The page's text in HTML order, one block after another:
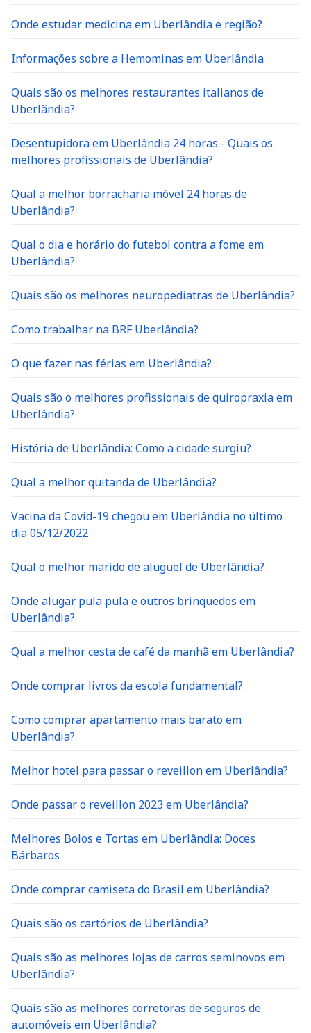
Onde estudar medicina em Uberlândia e região?
Informações sobre a Hemominas em Uberlândia
Quais são os melhores restaurantes italianos de
Uberlãndia?
Desentupidora em Uberlândia 24 horas - Quais os
melhores profissionais de Uberlândia?
Qual a melhor borracharia móvel 24 horas de
Uberlândia?
Qual o dia e horário do futebol contra a fome em
Uberlândia?
Quais são os melhores neuropediatras de Uberlândia?
Como trabalhar na BRF Uberlândia?
O que fazer nas férias em Uberlândia?
Quais são o melhores profissionais de quiropraxia em
Uberlândia?
História de Uberlândia: Como a cidade surgiu?
Qual a melhor quitanda de Uberlândia?
Vacina da Covid-19 chegou em Uberlândia no último
dia 05/12/2022
Qual o melhor marido de aluguel de Uberlândia?
Onde alugar pula pula e outros brinquedos em
Uberlândia?
Qual a melhor cesta de café da manhã em Uberlândia?
Onde comprar livros da escola fundamental?
Como comprar apartamento mais barato em
Uberlândia?
Melhor hotel para passar o reveillon em Uberlândia?
Onde passar o reveillon 2023 em Uberlândia?
Melhores Bolos e Tortas em Uberlândia: Doces
Bárbaros
Onde comprar camiseta do Brasil em Uberlândia?
Quais são os cartórios de Uberlândia?
Quais são as melhores lojas de carros seminovos em
Uberlândia?
Quais são as melhores corretoras de seguros de
automóveis em Uberlândia?